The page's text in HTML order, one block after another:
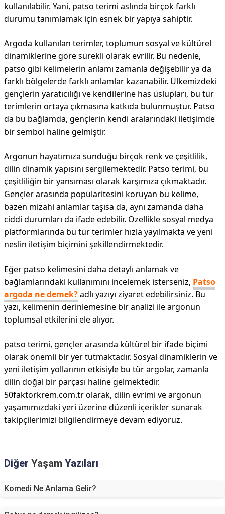
kullanılabilir. Yani, patso terimi aslında birçok farklı
durumu tanımlamak için esnek bir yapıya sahiptir.
Argoda kullanılan terimler, toplumun sosyal ve kültürel
dinamiklerine göre sürekli olarak evrilir. Bu nedenle,
patso gibi kelimelerin anlamı zamanla değişebilir ya da
farklı bölgelerde farklı anlamlar kazanabilir. Ülkemizdeki
gençlerin yaratıcılığı ve kendilerine has üslupları, bu tür
terimlerin ortaya çıkmasına katkıda bulunmuştur. Patso
da bu bağlamda, gençlerin kendi aralarındaki iletişimde
bir sembol haline gelmiştir.
Argonun hayatımıza sunduğu birçok renk ve çeşitlilik,
dilin dinamik yapısını sergilemektedir. Patso terimi, bu
çeşitliliğin bir yansıması olarak karşımıza çıkmaktadır.
Gençler arasında popülaritesini koruyan bu kelime,
bazen mizahi anlamlar taşısa da, aynı zamanda daha
ciddi durumları da ifade edebilir. Özellikle sosyal medya
platformlarında bu tür terimler hızla yayılmakta ve yeni
neslin iletişim biçimini şekillendirmektedir.
Eğer patso kelimesini daha detaylı anlamak ve
bağlamlarındaki kullanımını incelemek isterseniz, Patso
argoda ne demek?adlı yazıyı ziyaret edebilirsiniz. Bu
yazı, kelimenin derinlemesine bir analizi ile argonun
toplumsal etkilerini ele alıyor.
patso terimi, gençler arasında kültürel bir ifade biçimi
olarak önemli bir yer tutmaktadır. Sosyal dinamiklerin ve
yeni iletişim yollarının etkisiyle bu tür argolar, zamanla
dilin doğal bir parçası haline gelmektedir.
50faktorkrem.com.tr olarak, dilin evrimi ve argonun
yaşamımızdaki yeri üzerine düzenli içerikler sunarak
takipçilerimizi bilgilendirmeye devam ediyoruz.
Diğer Yaşam Yazıları
Komedi Ne Anlama Gelir?